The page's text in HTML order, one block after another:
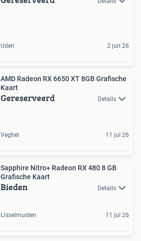
Uden 2 jun 26
AMD Radeon RX 6650 XT 8GB Grafische
Kaart
Gereserveerd Details
Veghel 11 jul 26
Sapphire Nitro+ Radeon RX 480 8 GB
Grafische Kaart
Bieden Details
IJsselmuiden 11 jul 26